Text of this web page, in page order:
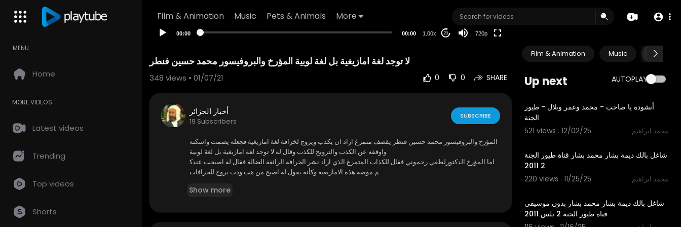
Film & Animation Music Pets & Animals More
MENU
Home
MORE VIDEOS
Latest videos
Trending
Top videos
Shorts
00:00 00:00 1.00x 20 720p
Film & Animation Music Pets &
Up next AUTOPLAY
أنشودة يا صاحب - محمد وعمر وبلال - طيور
الجنة
521 views . 12/02/25
محمد ابراهيم
شاغل بالك ديمة بشار محمد بشار قناة طيور الجنة
2 2011
220 views . 11/25/25
محمد ابراهيم
شاغل بالك ديمة بشار محمد بشار بدون موسيفى
قناة طيور الجنة 2 بلس 2011
لا توجد لغة امازيغية بل لغة لوبية ⁣المؤرخ والبروفيسور محمد حسين فنطر
348 views • 01/07/21 0 0 SHARE
أخبار الجزائر
19 Subscribers
SUBSCRIBE
⁣المؤرخ والبروفيسور محمد حسين فنطر يقصف متمزغ اراد ان يكذب ويروج لخرافة لغة امازيغية فجعله يصمت واسكته
واوقفه عن الكذب والترويج للكذب وقال له لا توجد لغة امازيغية بل لغة لوبية
اما المؤرخ الدكتورلطفي رحموني فقال للكذاب المتمزغ الذي اراد نشر الخرافة الزائغة الضالة فقال له اصبحت عندك
م موضة هذه الامازيغية وكأنه يقول له اصبح من هب ودب يروج للخرافات
م اجمع كبروفيسور ومؤرخ عالمي ولا يتحدث بالخزعبلات والخرافات
Show more